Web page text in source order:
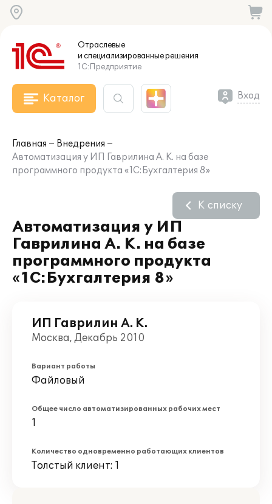
Отраслевые
и специализированныерешения
1С:Предприятие
Каталог Вход
Главная
Внедрения
Автоматизация у ИП Гаврилина А. К. на базе
программного продукта «1С:Бухгалтерия 8»
Автоматизация у ИП
Гаврилина А. К. на базе
программного продукта
«1С:Бухгалтерия 8»
К списку
ИП Гаврилин А. К.
Москва, Декабрь 2010
Вариант работы
Файловый
Общее число автоматизированных рабочих мест
1
Количество одновременно работающих клиентов
Толстый клиент: 1